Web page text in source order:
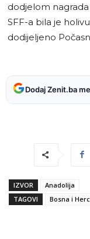
dodjelom nagrada
SFF-a bila je
dodijeljeno
Dodaj Zenit.ba
IZVOR
Anadolija
TAGOVI
Bosna i